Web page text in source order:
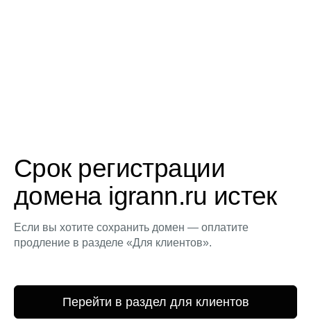
Срок регистрации
домена igrann.ru истек
Если вы хотите сохранить домен — оплатите
продление в разделе «Для клиентов».
Перейти в раздел для клиентов